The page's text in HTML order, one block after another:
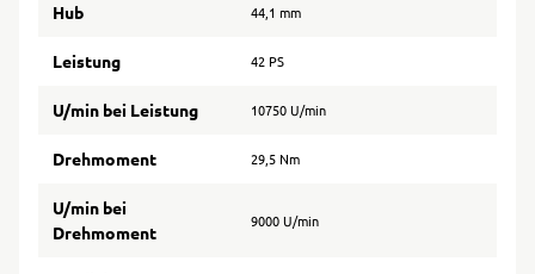
Hub 44,1 mm
Leistung 42 PS
U/min bei Leistung 10750 U/min
Drehmoment 29,5 Nm
U/min bei
Drehmoment
9000 U/min